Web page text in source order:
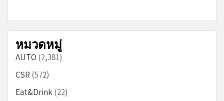
หมวดหมู่
AUTO (2,381)
CSR(572)
Eat&Drink(22)